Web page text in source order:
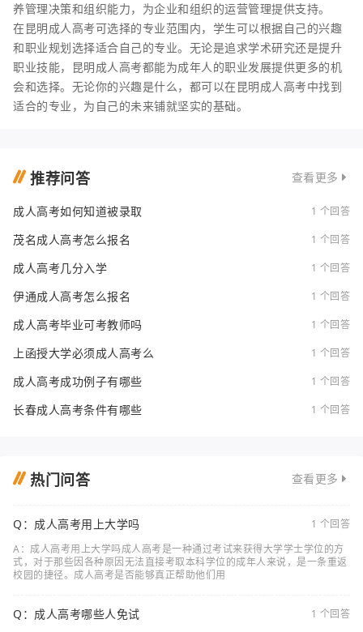
养管理决策和组织能力，为企业和组织的运营管理提供支持。
在昆明成人高考可选择的专业范围内，学生可以根据自己的兴趣
和职业规划选择适合自己的专业。无论是追求学术研究还是提升
职业技能，昆明成人高考都能为成年人的职业发展提供更多的机
会和选择。无论你的兴趣是什么，都可以在昆明成人高考中找到
适合的专业，为自己的未来铺就坚实的基础。
推荐问答 查看更多
成人高考如何知道被录取 1 个回答
茂名成人高考怎么报名 1 个回答
成人高考几分入学 1 个回答
伊通成人高考怎么报名 1 个回答
成人高考毕业可考教师吗 1 个回答
上函授大学必须成人高考么 1 个回答
成人高考成功例子有哪些 1 个回答
长春成人高考条件有哪些 1 个回答
热门问答 查看更多
Q：成人高考用上大学吗
1 个回答
A：成人高考用上大学吗成人高考是一种通过考试来获得大学学士学位的方
式，对于那些因各种原因无法直接考取本科学位的成年人来说，是一条重返
校园的捷径。成人高考是否能够真正帮助他们用
Q：成人高考哪些人免试 1 个回答